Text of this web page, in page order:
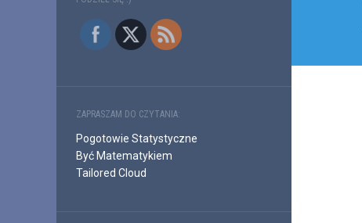
ZAPRASZAM DO CZYTANIA:
Pogotowie Statystyczne
Być Matematykiem
Tailored Cloud